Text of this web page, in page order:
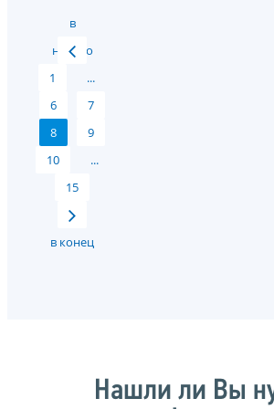
в
начало
1
...
6
7
8
9
10
...
15
в конец
Нашли ли Вы